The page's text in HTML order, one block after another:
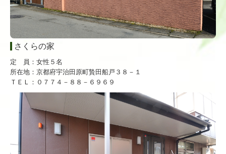
さくらの家
定 員：女性５名
所在地：京都府宇治田原町贄田船戸３８－１
ＴＥＬ：０７７４－８８－６９６９